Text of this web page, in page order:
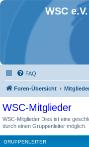
WSC
FAQ
Foren-Übersicht
WSC-Mitglieder
WSC-Mitglieder Dies ist eine
durch einen Gruppenleiter möglich.
GRUPPENLEITER